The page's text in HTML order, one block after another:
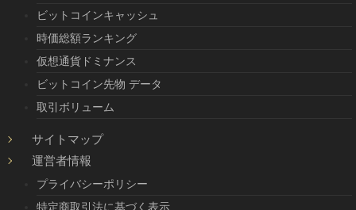
ビットコインキャッシュ
時価総額ランキング
仮想通貨ドミナンス
ビットコイン先物 データ
取引ボリューム
サイトマップ
運営者情報
プライバシーポリシー
特定商取引法に基づく表示